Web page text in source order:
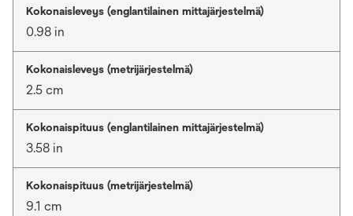
Kokonaisleveys (englantilainen mittajärjestelmä)
0.98 in
Kokonaisleveys (metrijärjestelmä)
2.5 cm
Kokonaispituus (englantilainen mittajärjestelmä)
3.58 in
Kokonaispituus (metrijärjestelmä)
9.1 cm